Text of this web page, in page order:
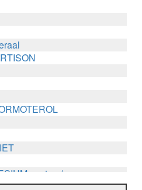
zouten /